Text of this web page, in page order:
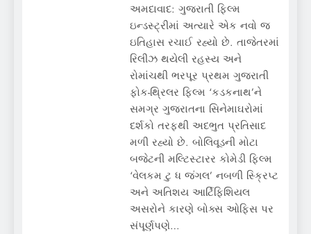
અમદાવાદ: ગુજરાતી ફિલ્મ
ઇન્ડસ્ટ્રીમાં અત્યારે એક નવો જ
ઇતિહાસ રચાઈ રહ્યો છે. તાજેતરમાં
રિલીઝ થયેલી રહસ્ય અને
રોમાંચથી ભરપૂર પ્રથમ ગુજરાતી
ફોક-થ્રિલર ફિલ્મ ‘કડકનાથ’ને
સમગ્ર ગુજરાતના સિનેમાઘરોમાં
દર્શકો તરફથી અદભુત પ્રતિસાદ
મળી રહ્યો છે. બોલિવૂડની મોટા
બજેટની મલ્ટિસ્ટારર કોમેડી ફિલ્મ
‘વેલકમ ટુ ધ જંગલ’ નબળી સ્ક્રિપ્ટ
અને અતિશય આર્ટિફિશિયલ
અસરોને કારણે બોક્સ ઓફિસ પર
સંપૂર્ણપણે…